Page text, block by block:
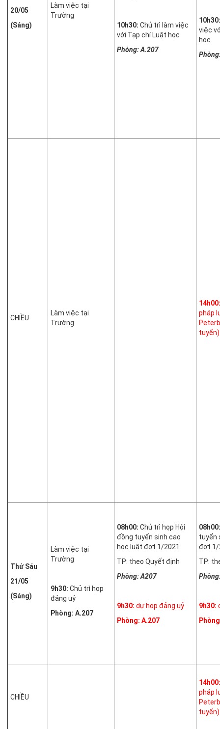
20/05
(Sáng)
Làm việc tại
Trường
10h30: Chủ trì làm việc
với Tạp chí Luật học
Phòng: A.207
việc
học
CHIỀU
Làm việc tại
Trường
14h00:
pháp
tuyến)
Thứ Sáu
21/05
(Sáng)
Làm việc tại
Trường
9h30: Chủ trì họp
đảng uỷ
Phòng: A.207
08h00: Chủ trì họp Hội
đồng tuyển sinh cao
học luật đợt 1/2021
TP: theo Quyết định
Phòng: A207
9h30: dự họp đảng uỷ
Phòng: A.207
08h00:
tuyển
đợt 1/
TP:
9h30:
CHIỀU
14h00:
pháp
tuyến)